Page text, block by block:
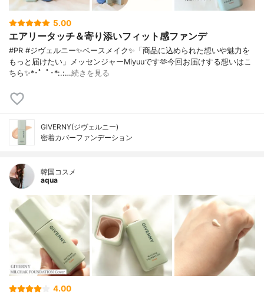
5.00
エアリータッチ＆寄り添いフィット感ファンデ
#PR #ジヴェルニー✨ベースメイク✨「商品に込められた想いや魅力を
もっと届けたい」メッセンジャーMiyuuです🫶今回お届けする想いはこ
ちら✨*･゜ﾟ･*:.:…続きを見る
GIVERNY(ジヴェルニー)
密着カバーファンデーション
韓国コスメ
aqua
4.00